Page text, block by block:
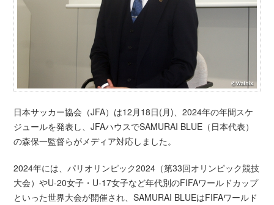
日本サッカー協会（JFA）は12月18日(月)、2024年の年間スケ
ジュールを発表し、JFAハウスでSAMURAI BLUE（日本代表）
の森保一監督らがメディア対応しました。
2024年には、パリオリンピック2024（第33回オリンピック競技
大会）やU-20女子・U-17女子など年代別のFIFAワールドカップ
といった世界大会が開催され、SAMURAI BLUEはFIFAワールド